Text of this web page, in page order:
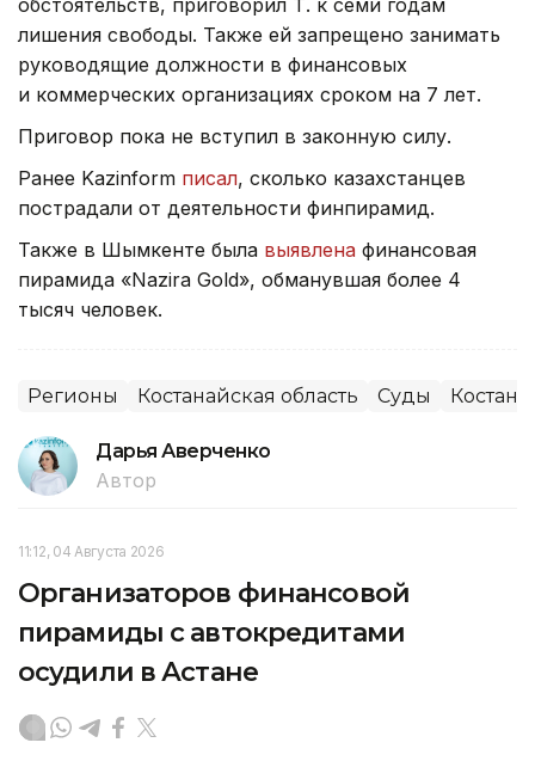
обстоятельств, приговорил Т. к семи годам
лишения свободы. Также ей запрещено занимать
руководящие должности в финансовых
и коммерческих организациях сроком на 7 лет.
Приговор пока не вступил в законную силу.
Ранее Kazinform писал, сколько казахстанцев
пострадали от деятельности финпирамид.
Также в Шымкенте была выявлена финансовая
пирамида «Nazira Gold», обманувшая более 4
тысяч человек.
Регионы Костанайская область Суды
Дарья Аверченко
Автор
11:12, 04 Августа 2026
Организаторов финансовой
пирамиды с автокредитами
осудили в Астане